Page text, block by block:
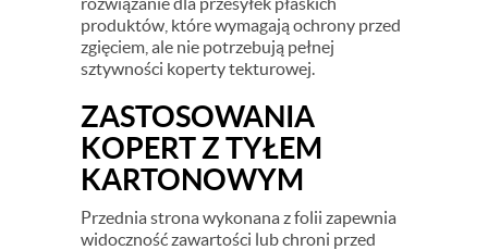
produktów, które wymagają ochrony przed
zgięciem, ale nie potrzebują pełnej
sztywności koperty tekturowej.
ZASTOSOWANIA
KOPERT Z TYŁEM
KARTONOWYM
Przednia strona wykonana z folii zapewnia
widoczność zawartości lub chroni przed